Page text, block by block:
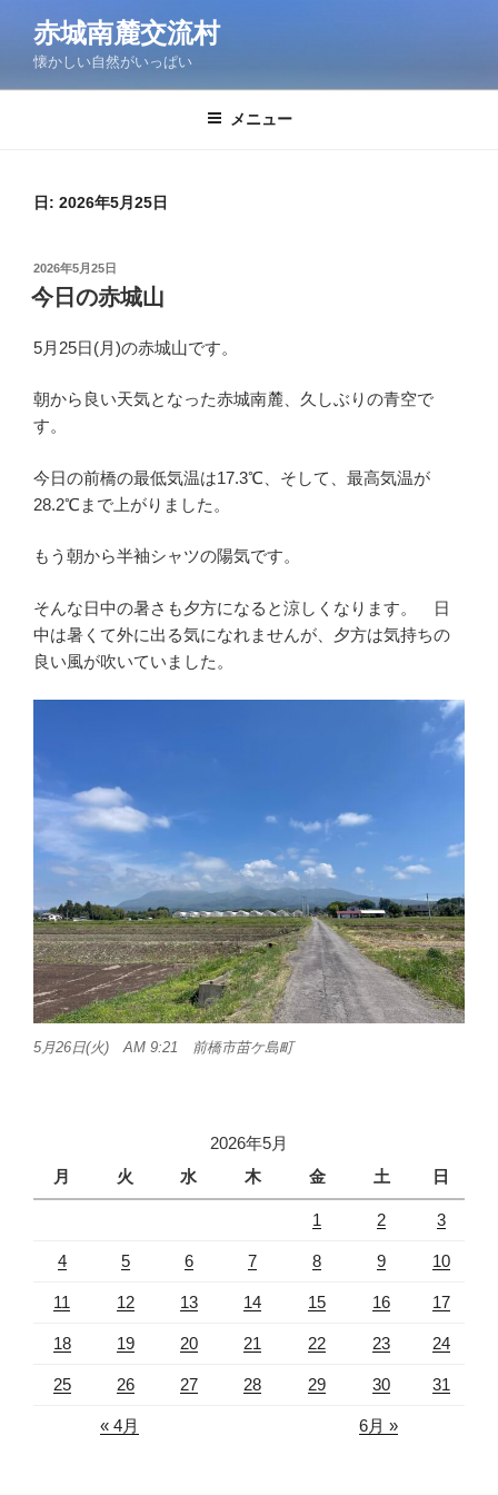
ン
赤城南麓交流村
懐かしい自然がいっぱい
メニュー
日: 2026年5月25日
投
稿
日:
2026年5月25日
今日の赤城山
5月25日(月)の赤城山です。
朝から良い天気となった赤城南麓、久しぶりの青空で
す。
今日の前橋の最低気温は17.3℃、そして、最高気温が
28.2℃まで上がりました。
もう朝から半袖シャツの陽気です。
そんな日中の暑さも夕方になると涼しくなります。 日
中は暑くて外に出る気になれませんが、夕方は気持ちの
良い風が吹いていました。
5月26日(火) AM 9:21 前橋市苗ケ島町
2026年5月
月
火 水 木 金 土 日
1 2 3
4 5 6 7 8 9 10
11 12 13 14 15 16 17
18 19 20 21 22 23 24
25 26 27 28 29 30 31
« 4月 6月 »